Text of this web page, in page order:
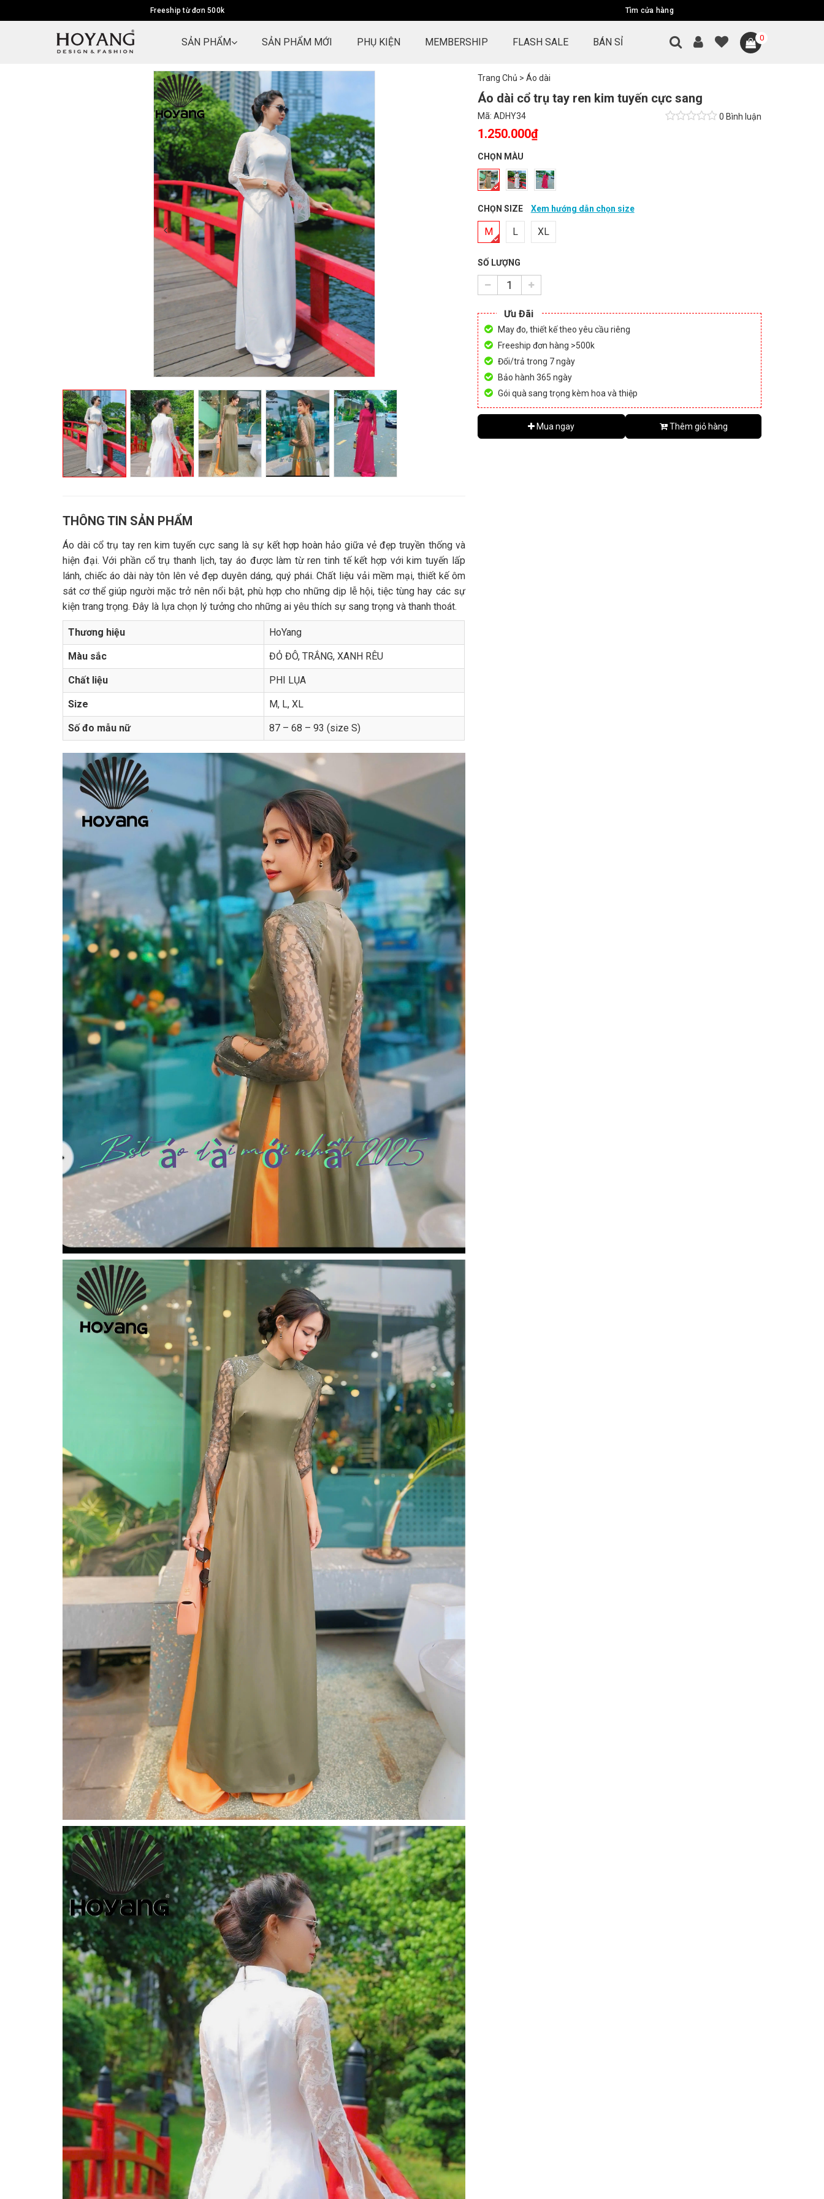
Freeship từ đơn 500k Tìm cửa hàng
SẢN PHẨM SẢN PHẨM MỚI PHỤ KIỆN MEMBERSHIP FLASH SALE BÁN SỈ 0
Trang Chủ > Áo dài
Áo dài cổ trụ tay ren kim tuyến cực sang
Mã: ADHY34 0 Bình luận
1.250.000₫
CHỌN MÀU
CHỌN SIZE Xem hướng dẫn chọn size
M L XL
SỐ LƯỢNG
Ưu Đãi
May đo, thiết kế theo yêu cầu riêng
Freeship đơn hàng >500k
Đổi/trả trong 7 ngày
Bảo hành 365 ngày
Gói quà sang trọng kèm hoa và thiệp
Mua ngay Thêm giỏ hàng
THÔNG TIN SẢN PHẨM
Áo dài cổ trụ tay ren kim tuyến cực sang là sự kết hợp hoàn hảo giữa vẻ đẹp truyền thống và
hiện đại. Với phần cổ trụ thanh lịch, tay áo được làm từ ren tinh tế kết hợp với kim tuyến lấp
lánh, chiếc áo dài này tôn lên vẻ đẹp duyên dáng, quý phái. Chất liệu vải mềm mại, thiết kế ôm
sát cơ thể giúp người mặc trở nên nổi bật, phù hợp cho những dịp lễ hội, tiệc tùng hay các sự
kiện trang trọng. Đây là lựa chọn lý tưởng cho những ai yêu thích sự sang trọng và thanh thoát.
Thương hiệu HoYang
Màu sắc ĐỎ ĐÔ, TRẮNG, XANH RÊU
Chất liệu PHI LỤA
Size M, L, XL
Số đo mẫu nữ 87 – 68 – 93 (size S)